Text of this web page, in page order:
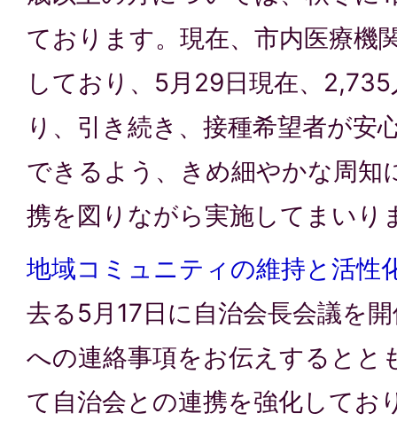
ております。現在、市内医療機
しており、5月29日現在、
り、引き続き、接種希望者が安
できるよう、きめ細やかな周知
携を図りながら実施してまいり
地域コミュニティの維持と活性
去る5月17日に自治会長会議を
への連絡事項をお伝えするとと
て自治会との連携を強化してお